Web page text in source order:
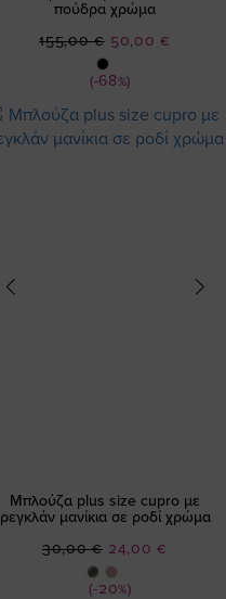
πούδρα χρώμα
(-68%)
Ειδική
50,00 €
155,00 €
Μπλούζα plus size cupro με
ρεγκλάν μανίκια σε ροδί χρώμα
(-20%)
Ειδική
Τιμή
24,00 €
30,00 €